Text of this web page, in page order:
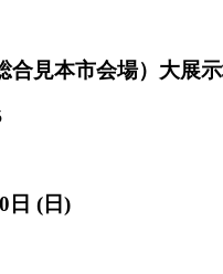
合見本市会場）大展
日 (日)